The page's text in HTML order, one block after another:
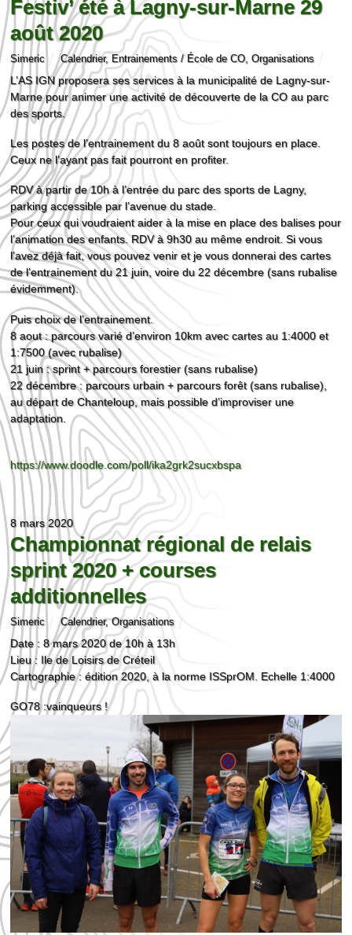
Festiv’ été à Lagny-sur-Marne 29
août 2020
Simeric Calendrier, Entrainements / École de CO,Organisations
L’AS IGN proposera ses services à la municipalité de Lagny-sur-
Marne pour animer une activité de découverte de la CO au parc
des sports.
Les postes de l’entrainement du 8 août sont toujours en place.
Ceux ne l’ayant pas fait pourront en profiter.
RDV à partir de 10h à l’entrée du parc des sports de Lagny,
parking accessible par l’avenue du stade.
Pour ceux qui voudraient aider à la mise en place des balises pour
l’animation des enfants. RDV à 9h30 au même endroit. Si vous
l’avez déjà fait, vous pouvez venir et je vous donnerai des cartes
de l’entrainement du 21 juin, voire du 22 décembre (sans rubalise
évidemment).
Puis choix de l’entrainement.
8 aout : parcours varié d’environ 10km avec cartes au 1:4000 et
1:7500 (avec rubalise)
21 juin : sprint + parcours forestier (sans rubalise)
22 décembre : parcours urbain + parcours forêt (sans rubalise),
au départ de Chanteloup, mais possible d’improviser une
adaptation.
https://www.doodle.com/poll/ika2grk2sucxbspa
8 mars 2020
Championnat régional de relais
sprint 2020 + courses
additionnelles
Simeric Calendrier,Organisations
Date : 8 mars 2020 de 10h à 13h
Lieu : Ile de Loisirs de Créteil
Cartographie : édition 2020, à la norme ISSprOM. Echelle 1:4000
GO78 :vainqueurs !